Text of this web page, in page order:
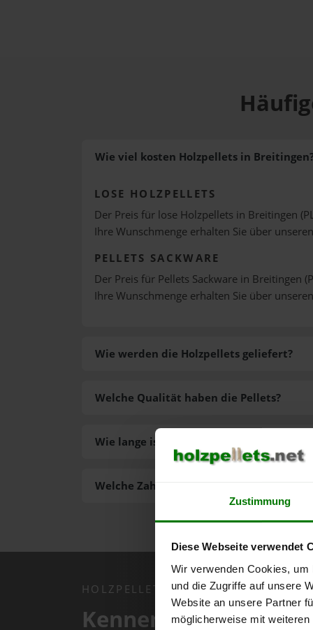
Zustimmung
Diese Webseite verwendet
Wir verwenden Cookies,
und die Zugriffe auf unsere
Website an unsere Partner
möglicherweise mit
Wie viel kosten Holzpellets in
LOSE HOLZPELLETS
Der Preis für lose Holzpellets in Breitingen
Ihre Wunschmenge erhalten Sie über unseren
PELLETS SACKWARE
Der Preis für Pellets Sackware in Breitingen
Ihre Wunschmenge erhalten Sie über unseren
Wie werden die Holzpellets geliefert?
Welche Zahlungsarten gibt es?
Welche Qualität haben die Pellets?
Wie lange ist die Lieferzeit der Pellets?
HOLZPELLETS.NET APP
Kennen Sie schon